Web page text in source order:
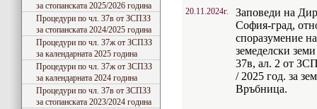
за стопанската 2025/2026 година
Процедури по чл. 37в от ЗСПЗЗ
за стопанската 2024/2025 година
Процедури по чл. 37ж от ЗСПЗЗ
за календарната 2025 година
Процедури по чл. 37ж от ЗСПЗЗ
за календарната 2024 година
Процедури по чл. 37в от ЗСПЗЗ
за стопанската 2023/2024 година
20.11.2024г.
Заповеди на
София-град,
споразумение
земеделски
37в, ал. 2 от
/ 2025 год. за
Връбница.